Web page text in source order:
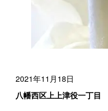
2021年11月18日
八幡西区上上津役一丁目